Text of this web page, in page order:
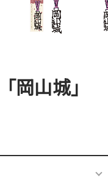
岡山城」